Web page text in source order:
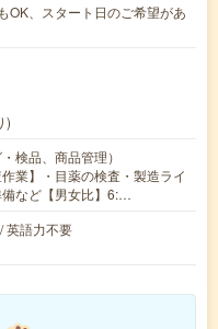
OK、スタート日のご希望があ
)
検品、商品管理）
業】・目薬の検査・製造ライ
など【男女比】6:…
英語力不要